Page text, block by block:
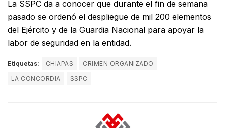
La SSPC da a conocer que durante el fin de semana
pasado se ordenó el despliegue de mil 200 elementos
del Ejército y de la Guardia Nacional para apoyar la
labor de seguridad en la entidad.
Etiquetas: CHIAPAS
CRIMEN ORGANIZADO
LA CONCORDIA
SSPC